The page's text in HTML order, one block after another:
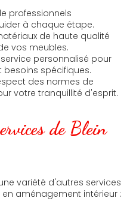
professionnels
à chaque étape.
de haute qualité
vos meubles.
service personnalisé pour
spécifiques.
des normes de
votre tranquillité d'esprit.
de Blein
variété d'autres services
aménagement intérieur :